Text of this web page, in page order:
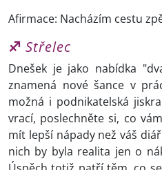
Afirmace: Nacházím cestu
♐ Střelec
Dnešek je jako nabídka
znamená nové šance v
možná i podnikatelská
vrací, poslechněte si, co
mít lepší nápady než váš
nich by byla realita jen o